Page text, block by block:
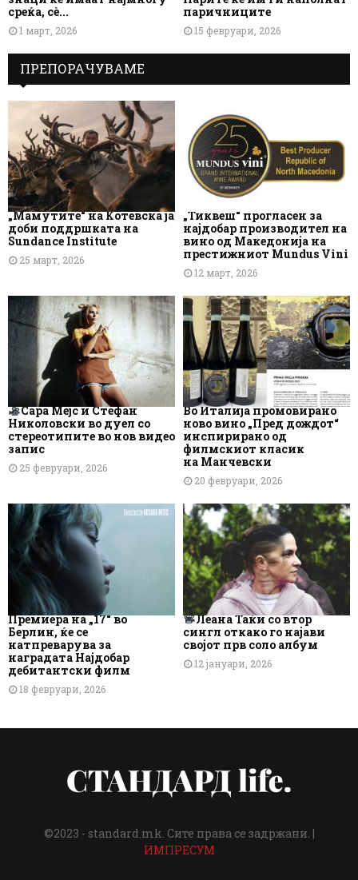
среќа, сè...
1 март, 2026
паричниците
15 февруари, 2026
ПРЕПОРАЧУВАМЕ
„Мамутите“ на Котевска ја
доби поддршката на
Sundance Institute
25 март, 2026
„Тиквеш“ прогласен за
најдобар производител на
вино од Македонија на
престижниот Mundus Vini
12 март, 2026
Сара Мејс и Стефан
Николовски во дуел со
стереотипите во нов видео
запис
25 февруари, 2026
Во Италија промовирано
ново вино „Пред дождот“
инспирирано од
филмскиот класик
на Манчевски
20 февруари, 2026
Премиера на „17“ во
Берлин, ќе се
натпреварува за
наградата Најдобар
дебитантски филм
18 февруари, 2026
Леана Таќи со втор
сингл откако го најави
својот прв соло албум
12 јануари, 2026
©2023 - standard.mk. Сите права се задржани. |
ИМПРЕСУМ